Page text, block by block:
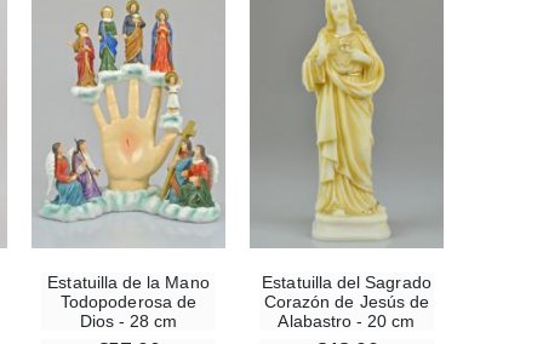
Estatuilla de la Mano
Todopoderosa de
Dios - 28 cm
Estatuilla del Sagrado
Corazón de Jesús de
Alabastro - 20 cm
-10%
€15.00 €13.50
€21.90